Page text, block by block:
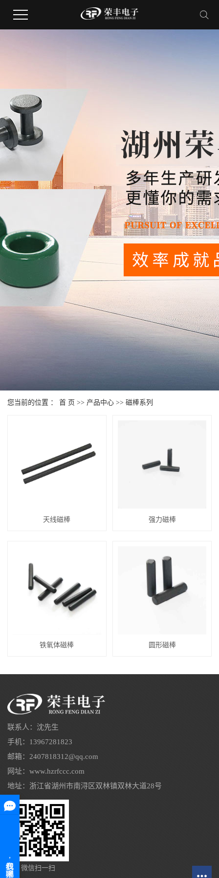
您当前的位置 ： 首 页 >> 产品中心 >> 磁棒系列
天线磁棒 强力磁棒
铁氧体磁棒 圆形磁棒
联系人：沈先生
手机：13967281823
邮箱：2407818312@qq.com
网址：www.hzrfccc.com
地址：浙江省湖州市南浔区双林镇双林大道28号
微信扫一扫